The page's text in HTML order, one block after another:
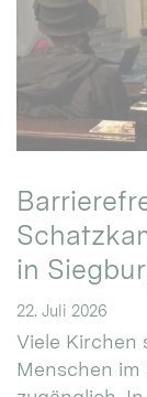
in
22. Juli 2026
Viele Kirchen
Menschen